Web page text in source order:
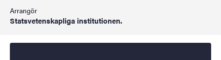
Arrangör
Statsvetenskapliga institutionen.